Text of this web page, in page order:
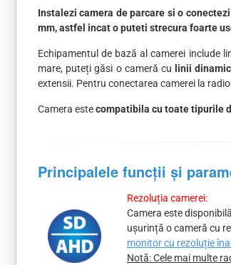
Instalezi camera de parcare si o
mm, astfel incat o puteti strecura foarte
Echipamentul de bază al camerei include
mare, puteți găsi o cameră cu linii
extensii. Pentru conectarea camerei la
Camera estecompatibila cu toate tipurile
Principalele funcții și
Rezoluția camerei:
Camera este
ușurință o cameră cu
monitor cu rezoluție
Notă: Cele mai multe